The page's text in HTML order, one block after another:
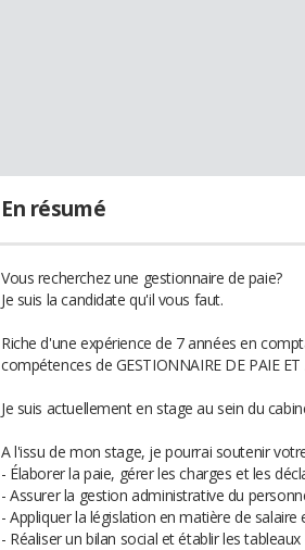
En résumé
Vous recherchez une gestionnaire de paie?
Je suis la candidate qu'il vous faut.
Riche d'une expérience de 7 années en
compétences de GESTIONNAIRE DE PAIE
Je suis actuellement en stage au sein du
A l'issu de mon stage, je pourrai soutenir
- Élaborer la paie, gérer les charges et les
- Assurer la gestion administrative du
- Appliquer la législation en matière de
- Réaliser un bilan social et établir les